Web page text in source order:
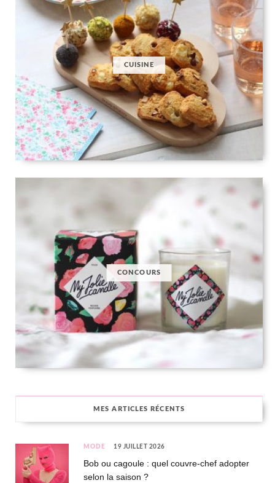
CUISINE
CONCOURS
MES ARTICLES RÉCENTS
MODE 19 JUILLET 2026
Bob ou cagoule : quel couvre-chef adopter
selon la saison ?